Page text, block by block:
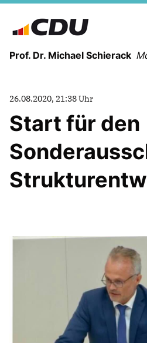
Prof. Dr. Michael Schierack
HEIMAT
AUSBILDUNG UND
BERUFUNG
SICHERHEIT UND
MITTELSTAND
MEINE 10
26.08.2020, 21:38 Uhr
Start für den